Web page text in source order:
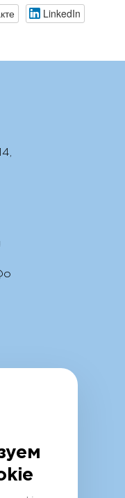
LinkedIn